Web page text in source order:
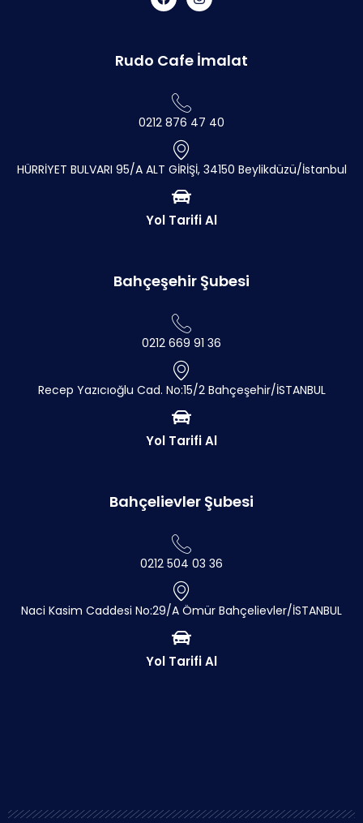
Rudo Cafe İmalat
0212 876 47 40
HÜRRİYET BULVARI 95/A ALT GİRİŞİ, 34150 Beylikdüzü/İstanbul
Yol Tarifi Al
Bahçeşehir Şubesi
0212 669 91 36
Recep Yazıcıoğlu Cad. No:15/2 Bahçeşehir/İSTANBUL
Yol Tarifi Al
Bahçelievler Şubesi
0212 504 03 36
Naci Kasim Caddesi No:29/A Ömür Bahçelievler/İSTANBUL
Yol Tarifi Al